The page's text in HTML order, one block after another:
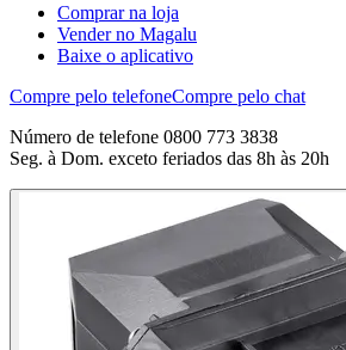
Comprar na loja
Vender no Magalu
Baixe o aplicativo
Compre pelo telefoneCompre pelo chat
Número de telefone 0800 773 3838
Seg. à Dom. exceto feriados das 8h às 20h